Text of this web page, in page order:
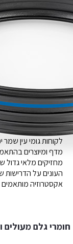
לקוחות גומי עין
מדף ומיוצרים
מחזיקים מלאי גדול
העונים על הדרישות
אקסטרוזיה מותאמים
חומרי גלם מעולים